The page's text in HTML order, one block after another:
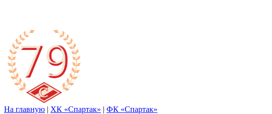
На главную | ХК «Спартак» | ФК «Спартак»